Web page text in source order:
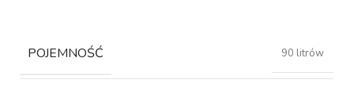
POJEMNOŚĆ 90 litrów